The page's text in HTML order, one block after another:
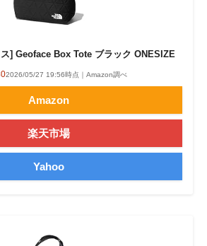
] Geoface Box Tote ブラック ONESIZE
2026/05/27 19:56時点｜Amazon調べ
Amazon
楽天市場
Yahoo